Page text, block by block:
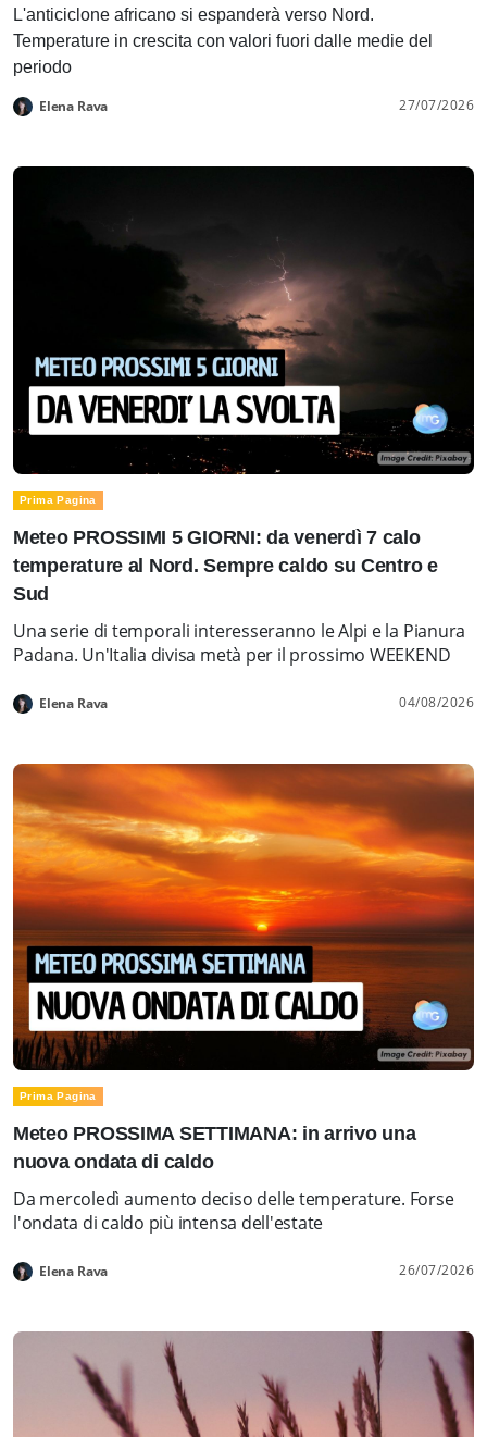
L'anticiclone africano si espanderà verso Nord.
Temperature in crescita con valori fuori dalle medie del
periodo
Elena Rava 27/07/2026
Prima Pagina
Meteo PROSSIMI 5 GIORNI: da venerdì 7 calo
temperature al Nord. Sempre caldo su Centro e
Sud
Una serie di temporali interesseranno le Alpi e la Pianura
Padana. Un'Italia divisa metà per il prossimo WEEKEND
Elena Rava 04/08/2026
Prima Pagina
Meteo PROSSIMA SETTIMANA: in arrivo una
nuova ondata di caldo
Da mercoledì aumento deciso delle temperature. Forse
l'ondata di caldo più intensa dell'estate
Elena Rava 26/07/2026